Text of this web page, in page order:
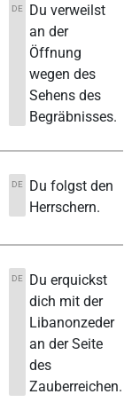
DE
Du verweilst
an der
Öffnung
wegen des
Sehens des
Begräbnisses.
DE
Du folgst den
Herrschern.
DE
Du erquickst
dich mit der
Libanonzeder
an der Seite
des
Zauberreichen.